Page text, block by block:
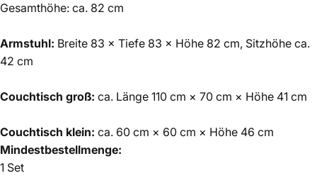
Gesamthöhe: ca. 82 cm
Armstuhl: Breite 83 × Tiefe 83 × Höhe 82 cm, Sitzhöhe ca.
42 cm
Couchtisch groß: ca. Länge 110 cm × 70 cm × Höhe 41 cm
Couchtisch klein: ca. 60 cm × 60 cm × Höhe 46 cm
Mindestbestellmenge:
1 Set